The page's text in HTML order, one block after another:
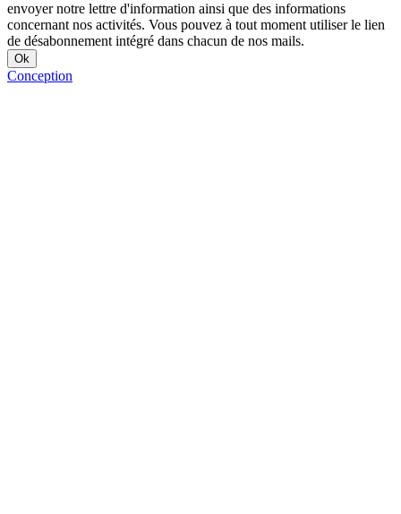
envoyer notre lettre d'information ainsi que des informations
concernant nos activités. Vous pouvez à tout moment utiliser le lien
de désabonnement intégré dans chacun de nos mails.
Conception